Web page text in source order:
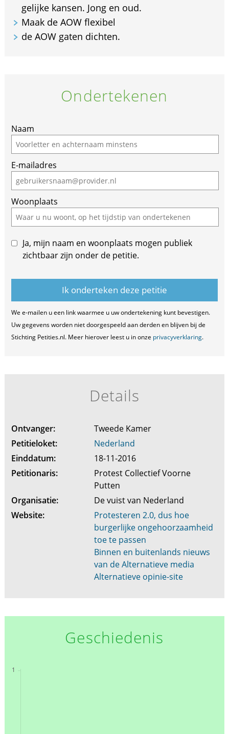
gelijke kansen. Jong en oud.
Maak de AOW flexibel
de AOW gaten dichten.
Ondertekenen
If
you
are
a
human,
ignore
this
field
Naam
E-mailadres
Woonplaats
Ja, mijn naam en woonplaats mogen publiek
zichtbaar zijn onder de petitie.
We e-mailen u een link waarmee u uw ondertekening kunt bevestigen.
Uw gegevens worden niet doorgespeeld aan derden en blijven bij de
Stichting Petities.nl. Meer hierover leest u in onze privacyverklaring.
Details
Ontvanger:
Tweede Kamer
Petitieloket:
Nederland
Einddatum:
18-11-2016
Petitionaris:
Protest Collectief Voorne
Putten
Organisatie:
De vuist van Nederland
Website:
Protesteren 2.0, dus hoe
burgerlijke ongehoorzaamheid
toe te passen
Binnen en buitenlands nieuws
van de Alternatieve media
Alternatieve opinie-site
Geschiedenis